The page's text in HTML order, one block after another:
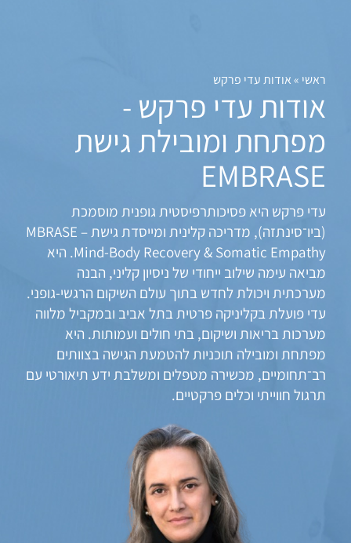
ראשי »אודות עדי פרקש
אודות עדי פרקש -
מפתחת ומובילת גישת
EMBRASE
עדי פרקש היא פסיכותרפיסטית גופנית מוסמכת
(ביו־סינתזה), מדריכה קלינית ומייסדת גישת MBRASE –
Mind-Body Recovery & Somatic Empathy. היא
מביאה עימה שילוב ייחודי של ניסיון קליני, הבנה
מערכתית ויכולת לחדש בתוך עולם השיקום הרגשי-גופני.
עדי פועלת בקליניקה פרטית בתל אביב ובמקביל מלווה
מערכות בריאות ושיקום, בתי חולים ועמותות. היא
מפתחת ומובילה תוכניות להטמעת הגישה בצוותים
רב־תחומיים, מכשירה מטפלים ומשלבת ידע תיאורטי עם
תרגול חווייתי וכלים פרקטיים.